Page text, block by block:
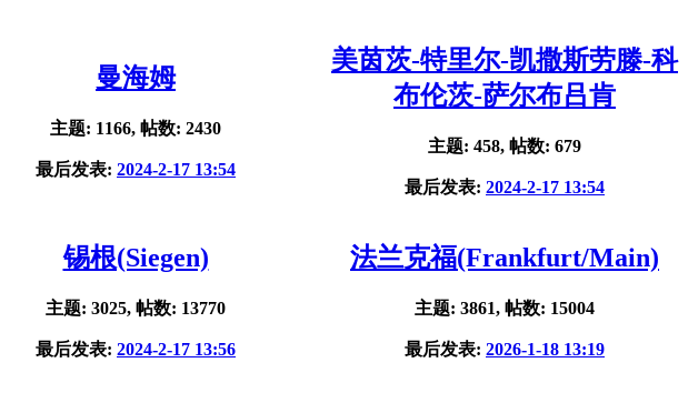
曼海姆
主题: 1166, 帖数: 2430
最后发表: 2024-2-17 13:54
美茵茨-特里尔-凯撒斯劳滕-科
布伦茨-萨尔布吕肯
主题: 458, 帖数: 679
最后发表: 2024-2-17 13:54
锡根(Siegen)
主题: 3025, 帖数: 13770
最后发表: 2024-2-17 13:56
法兰克福(Frankfurt/Main)
主题: 3861, 帖数: 15004
最后发表: 2026-1-18 13:19